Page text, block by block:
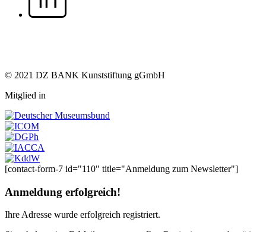
© 2021 DZ BANK Kunststiftung gGmbH
Mitglied in
[contact-form-7 id="110" title="Anmeldung zum Newsletter"]
Anmeldung erfolgreich!
Ihre Adresse wurde erfolgreich registriert.